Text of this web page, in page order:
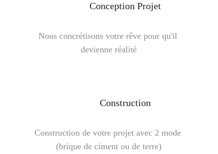
Conception Projet
Nous concrétisons votre rêve pour qu'il
devienne réalité
Construction
Construction de votre projet avec 2 mode
(brique de ciment ou de terre)